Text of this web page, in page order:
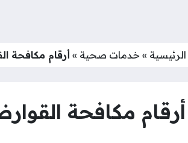
الرئيسية » خدمات صحية » أرقام مكافحة
أرقام مكافحة